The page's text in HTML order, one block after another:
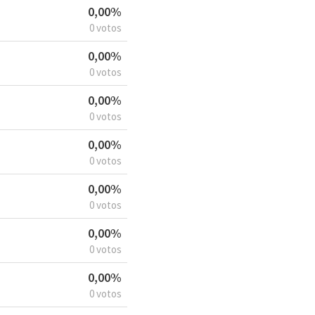
0,00%
0 votos
0,00%
0 votos
0,00%
0 votos
0,00%
0 votos
0,00%
0 votos
0,00%
0 votos
0,00%
0 votos